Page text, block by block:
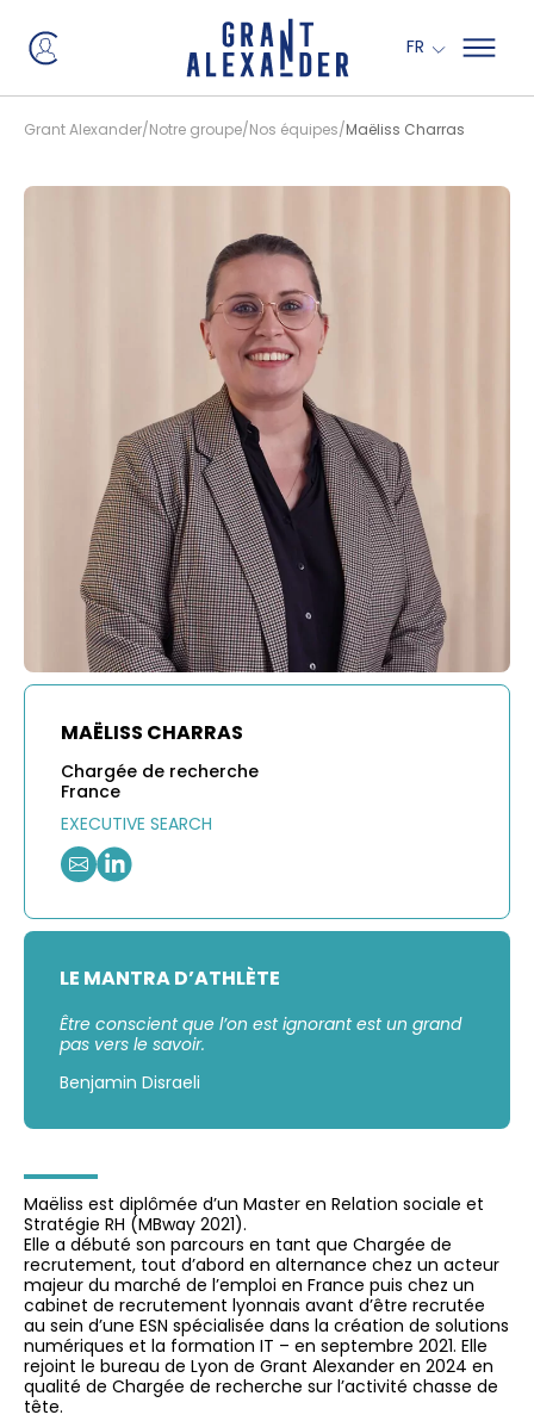
FR
Grant Alexander Notre groupe Nos équipes Maëliss Charras
MAËLISS CHARRAS
Chargée de recherche
France
EXECUTIVE SEARCH
LE MANTRA D’ATHLÈTE
Être conscient que l’on est ignorant est un grand
pas vers le savoir.
Benjamin Disraeli
Maëliss est diplômée d’un Master en Relation sociale et
Stratégie RH (MBway 2021).
Elle a débuté son parcours en tant que Chargée de
recrutement, tout d’abord en alternance chez un acteur
majeur du marché de l’emploi en France puis chez un
cabinet de recrutement lyonnais avant d’être recrutée
au sein d’une ESN spécialisée dans la création de solutions
numériques et la formation IT – en septembre 2021. Elle
rejoint le bureau de Lyon de Grant Alexander en 2024 en
qualité de Chargée de recherche sur l’activité chasse de
tête.